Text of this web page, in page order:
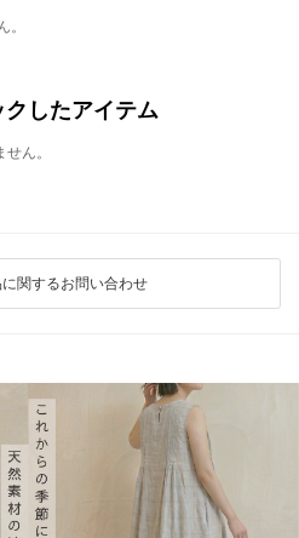
。
したアイテム
ん。
関するお問い合わせ